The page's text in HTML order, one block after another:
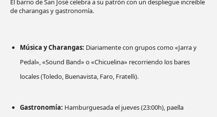
El barrio de San José celebra a su patrón con un despliegue increíble
de charangas y gastronomía.
Música y Charangas: Diariamente con grupos como «Jarra y
Pedal», «Sound Band» o «Chicuelina» recorriendo los bares
locales (Toledo, Buenavista, Faro, Fratelli).
Gastronomía: Hamburguesada el jueves (23:00h), paella